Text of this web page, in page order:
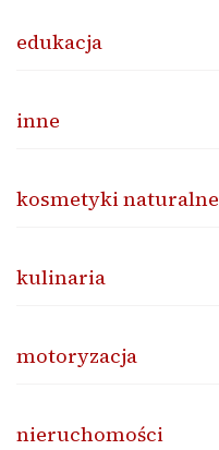
edukacja
inne
kosmetyki naturalne
kulinaria
motoryzacja
nieruchomości